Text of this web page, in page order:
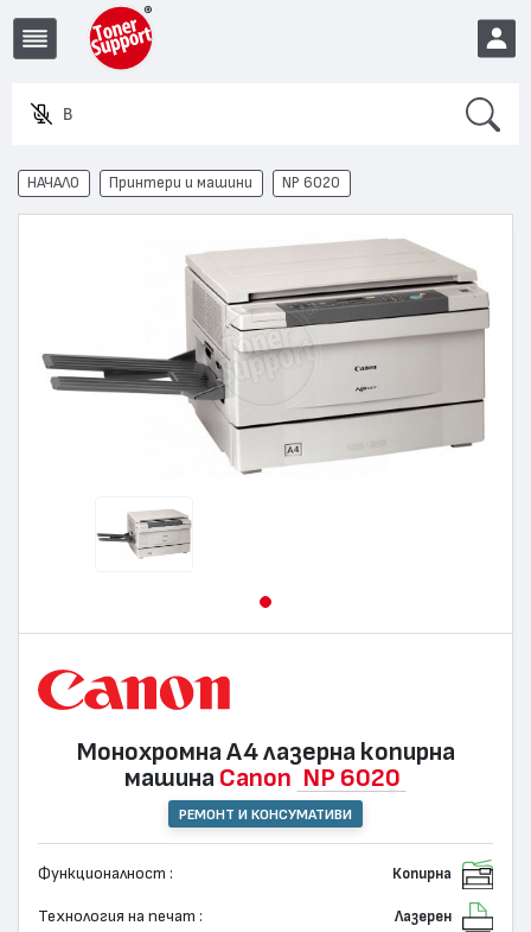
Въвед
EUR
НАЧАЛО Принтери и машини NP 6020
Монохромна А4 лазерна копирна
машина Canon NP 6020
РЕМОНТ И КОНСУМАТИВИ
Функционалност : Копирна
Технология на печат : Лазерен